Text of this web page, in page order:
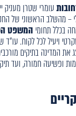
עומרי שטרן מעניק
– מהשלב הראשוני של
בכלל תחומי המשפט
ויעיל לכל לקוח. עו"ד
את המדינה בתיקים
ופשיעה חמורה, ועד